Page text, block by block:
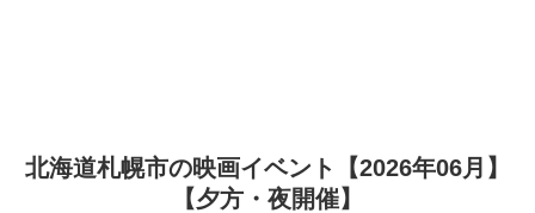
北海道札幌市の映画イベント【2026年06月】
【夕方・夜開催】